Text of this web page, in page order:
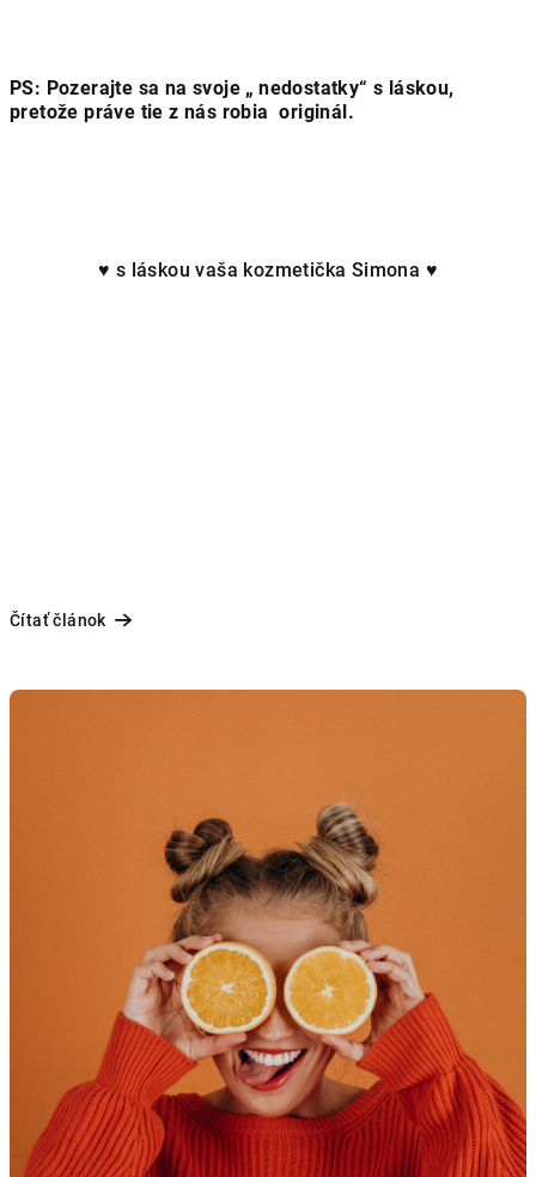
PS: Pozerajte sa na svoje „ nedostatky“ s láskou,
pretože práve tie z nás robia originál.
♥ s láskou vaša kozmetička Simona ♥
Čítať článok